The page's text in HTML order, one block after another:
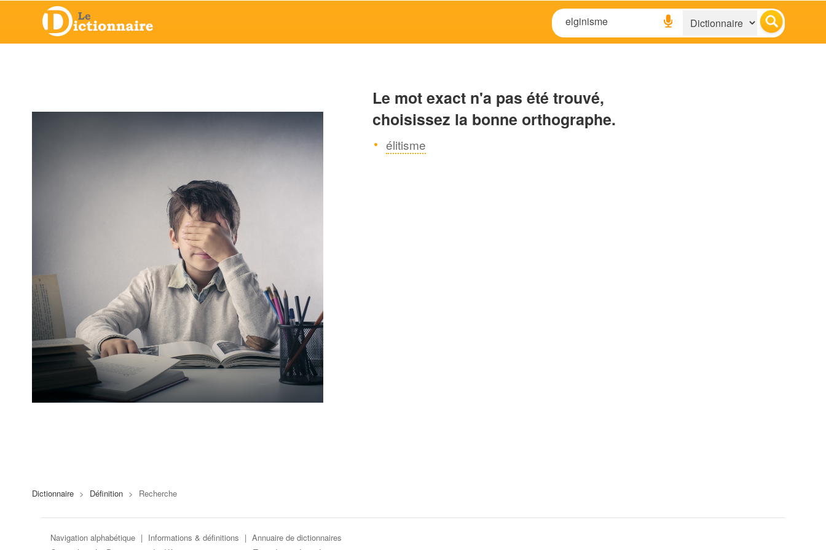
Le mot exact n'a pas été trouvé,
choisissez la bonne orthographe.
élitisme
Dictionnaire > Définition > Recherche
Navigation alphabétique | Informations & définitions | Annuaire de dictionnaires